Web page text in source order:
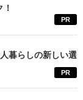
PR
暮らしの新しい選
PR